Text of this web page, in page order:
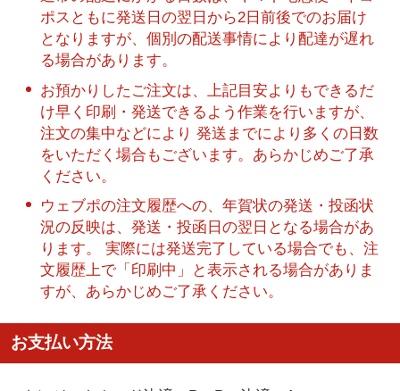
ポスともに発送日の翌日から2日前後でのお届け
となりますが、個別の配送事情により配達が遅れ
る場合があります。
お預かりしたご注文は、上記目安よりもできるだ
け早く印刷・発送できるよう作業を行いますが、
注文の集中などにより 発送までにより多くの日数
をいただく場合もございます。あらかじめご了承
ください。
ウェブポの注文履歴への、年賀状の発送・投函状
況の反映は、発送・投函日の翌日となる場合があ
ります。 実際には発送完了している場合でも、注
文履歴上で「印刷中」と表示される場合がありま
すが、あらかじめご了承ください。
お支払い方法